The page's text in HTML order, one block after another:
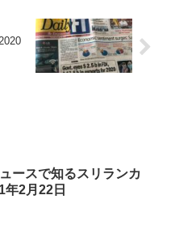
ースで知るスリランカ
年2月22日